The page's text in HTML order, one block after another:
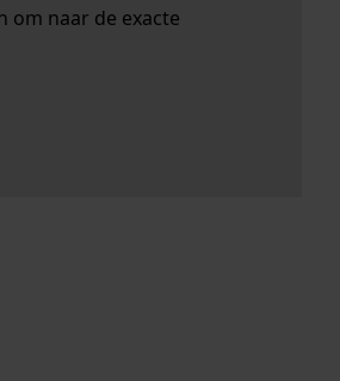
om naar de exacte